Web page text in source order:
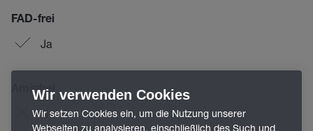
FAD-frei
Ja
Aminfrei
Nein
Wir verwenden Cookies
Wir setzen Cookies ein, um die Nutzung unserer
Webseiten zu analysieren, einschließlich des Such und